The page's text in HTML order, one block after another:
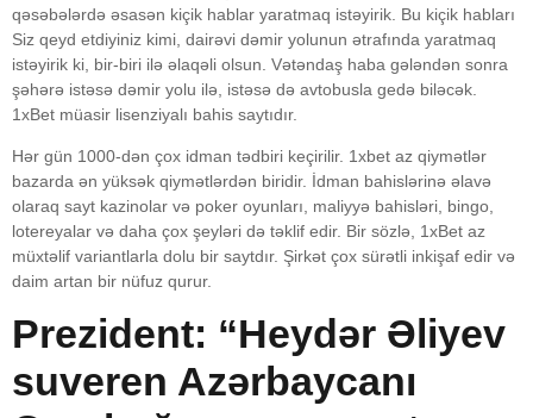
qəsəbələrdə əsasən kiçik hablar yaratmaq istəyirik. Bu kiçik habları
Siz qeyd etdiyiniz kimi, dairəvi dəmir yolunun ətrafında yaratmaq
istəyirik ki, bir-biri ilə əlaqəli olsun. Vətəndaş haba gələndən sonra
şəhərə istəsə dəmir yolu ilə, istəsə də avtobusla gedə biləcək.
1xBet müasir lisenziyalı bahis saytıdır.
Hər gün 1000-dən çox idman tədbiri keçirilir. 1xbet az qiymətlər
bazarda ən yüksək qiymətlərdən biridir. İdman bahislərinə əlavə
olaraq sayt kazinolar və poker oyunları, maliyyə bahisləri, bingo,
lotereyalar və daha çox şeyləri də təklif edir. Bir sözlə, 1xBet az
müxtəlif variantlarla dolu bir saytdır. Şirkət çox sürətli inkişaf edir və
daim artan bir nüfuz qurur.
Prezident: “Heydər Əliyev
suveren Azərbaycanı